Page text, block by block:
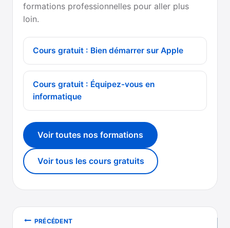
formations professionnelles pour aller plus
loin.
Cours gratuit : Bien démarrer sur Apple
Cours gratuit : Équipez-vous en
informatique
Voir toutes nos formations
Voir tous les cours gratuits
Navigation
PRÉCÉDENT